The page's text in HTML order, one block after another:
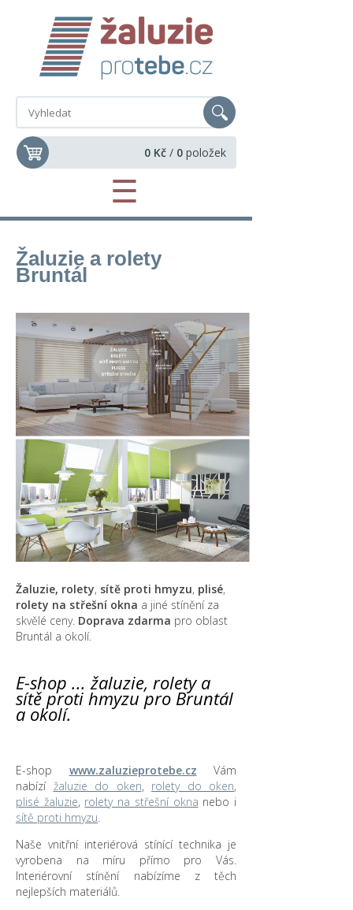
0 Kč / 0 položek
☰
Žaluzie a rolety
Bruntál
Žaluzie, rolety, sítě proti hmyzu, plisé,
rolety na střešní okna a jiné stínění za
skvělé ceny. Doprava zdarma pro oblast
Bruntál a okolí.
E-shop ... žaluzie, rolety a
sítě proti hmyzu pro Bruntál
a okolí.
E-shop www.zaluzieprotebe.cz Vám
nabízí žaluzie do oken, rolety do oken,
plisé žaluzie, rolety na střešní okna nebo i
sítě proti hmyzu.
Naše vnitřní interiérová stínící technika je
vyrobena na míru přímo pro Vás.
Interiérovní stínění nabízíme z těch
nejlepších materiálů.